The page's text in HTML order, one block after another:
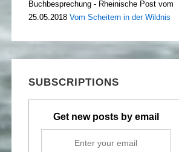
Buchbesprechung - Rheinische Post vom
25.05.2018 Vom Scheitern in der Wildnis
SUBSCRIPTIONS
Get new posts by email